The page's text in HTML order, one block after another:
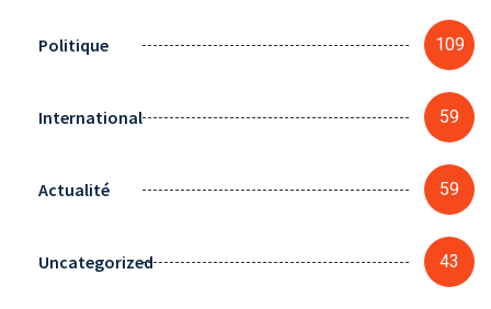
Politique 109
International 59
Actualité 59
Uncategorized 43